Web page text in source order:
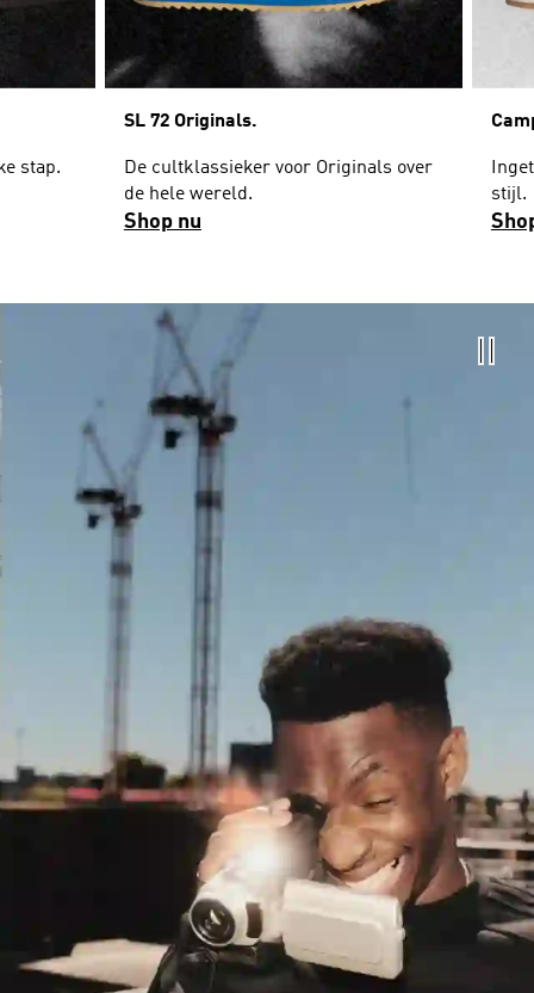
stap.
SL 72 Originals.
De cultklassieker voor Originals over
de hele wereld.
Shop nu
stijl.